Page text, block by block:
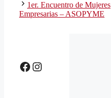
1er. Encuentro de Mujeres
Empresarias – ASOPYME
Facebook
Instagram